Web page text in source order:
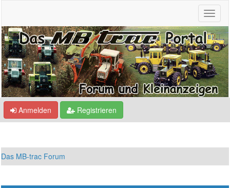
Anmelden Registrieren
Das MB-trac Forum